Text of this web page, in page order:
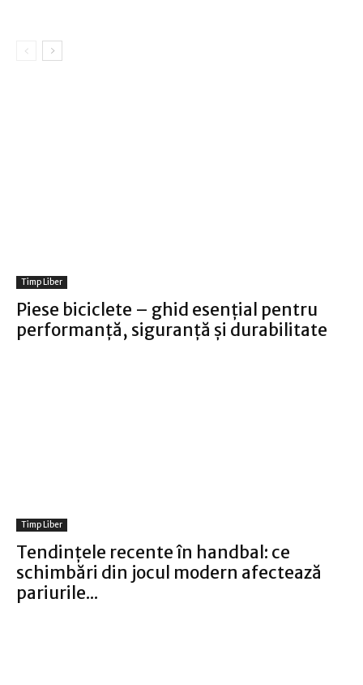
Timp Liber
Piese biciclete – ghid esențial pentru
performanță, siguranță și durabilitate
Timp Liber
Tendințele recente în handbal: ce
schimbări din jocul modern afectează
pariurile...